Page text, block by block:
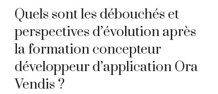
Quels sont les débouchés et
perspectives d’évolution après
la formation concepteur
développeur d’application Ora
Vendis ?